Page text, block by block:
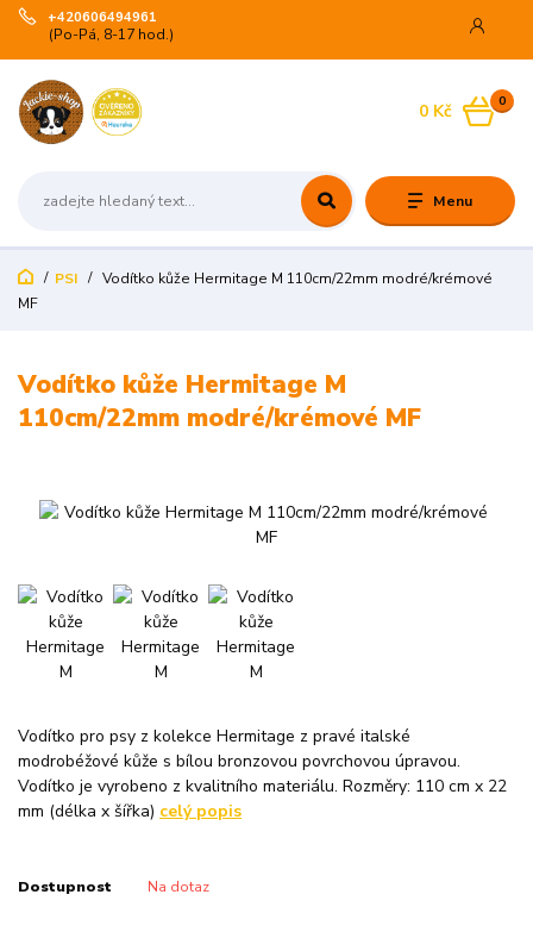
Menu
+420606494961
(Po-Pá, 8-17 hod.)
0
0 Kč
PSI
Vodítko kůže Hermitage M 110cm/22mm modré/krémové
MF
Vodítko kůže Hermitage M
110cm/22mm modré/krémové MF
Vodítko pro psy z kolekce Hermitage z pravé italské
modrobéžové kůže s bílou bronzovou povrchovou úpravou.
Vodítko je vyrobeno z kvalitního materiálu. Rozměry: 110 cm x 22
mm (délka x šířka) celý popis
Dostupnost Na dotaz